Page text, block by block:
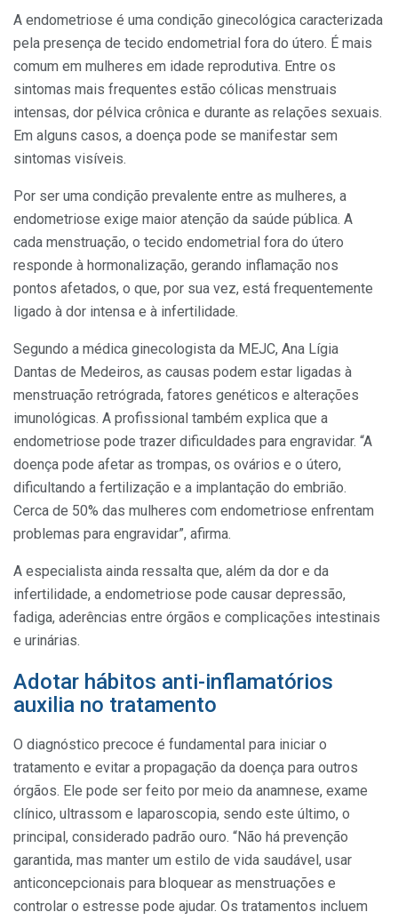
A endometriose é uma condição ginecológica caracterizada
pela presença de tecido endometrial fora do útero. É mais
comum em mulheres em idade reprodutiva. Entre os
sintomas mais frequentes estão cólicas menstruais
intensas, dor pélvica crônica e durante as relações sexuais.
Em alguns casos, a doença pode se manifestar sem
sintomas visíveis.
Por ser uma condição prevalente entre as mulheres, a
endometriose exige maior atenção da saúde pública. A
cada menstruação, o tecido endometrial fora do útero
responde à hormonalização, gerando inflamação nos
pontos afetados, o que, por sua vez, está frequentemente
ligado à dor intensa e à infertilidade.
Segundo a médica ginecologista da MEJC, Ana Lígia
Dantas de Medeiros, as causas podem estar ligadas à
menstruação retrógrada, fatores genéticos e alterações
imunológicas. A profissional também explica que a
endometriose pode trazer dificuldades para engravidar. “A
doença pode afetar as trompas, os ovários e o útero,
dificultando a fertilização e a implantação do embrião.
Cerca de 50% das mulheres com endometriose enfrentam
problemas para engravidar”, afirma.
A especialista ainda ressalta que, além da dor e da
infertilidade, a endometriose pode causar depressão,
fadiga, aderências entre órgãos e complicações intestinais
e urinárias.
Adotar hábitos anti-inflamatórios
auxilia no tratamento
O diagnóstico precoce é fundamental para iniciar o
tratamento e evitar a propagação da doença para outros
órgãos. Ele pode ser feito por meio da anamnese, exame
clínico, ultrassom e laparoscopia, sendo este último, o
principal, considerado padrão ouro. “Não há prevenção
garantida, mas manter um estilo de vida saudável, usar
anticoncepcionais para bloquear as menstruações e
controlar o estresse pode ajudar. Os tratamentos incluem